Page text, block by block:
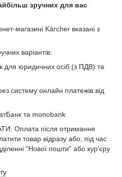
зручних для вас
магазині Kärcher вказані з
варіантів:
для юридичних осіб (з ПДВ) та
систему онлайн платежів від
та monobank
Оплата після отримання
товар відразу або, під час
"Нової пошти" або кур'єру